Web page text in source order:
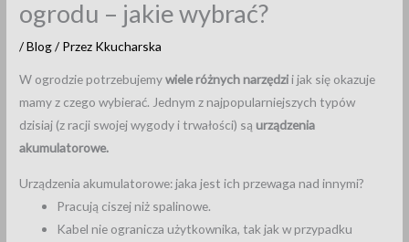
ogrodu – jakie wybrać?
/Blog/ Przez Kkucharska
W ogrodzie potrzebujemywiele różnych narzędzi i jak się okazuje
mamy z czego wybierać. Jednym z najpopularniejszych typów
dzisiaj (z racji swojej wygody i trwałości) są urządzenia
akumulatorowe.
Urządzenia akumulatorowe: jaka jest ich przewaga nad innymi?
Pracują ciszej niż spalinowe.
Kabel nie ogranicza użytkownika, tak jak w przypadku